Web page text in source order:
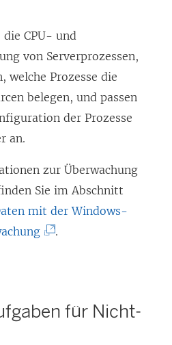
die CPU- und
von Serverprozessen,
welche Prozesse die
belegen, und passen
der Prozesse
an.
zur Überwachung
Sie im Abschnitt
mit der Windows-
(
k
.
für Nicht-